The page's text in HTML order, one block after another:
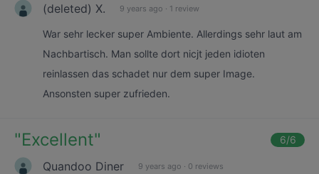
(deleted) X. 9 years ago · 1 review
War sehr lecker super Ambiente. Allerdings sehr laut am
Nachbartisch. Man sollte dort nicjt jeden idioten
reinlassen das schadet nur dem super Image.
Ansonsten super zufrieden.
"Excellent" 6/6
Quandoo Diner 9 years ago · 0 reviews